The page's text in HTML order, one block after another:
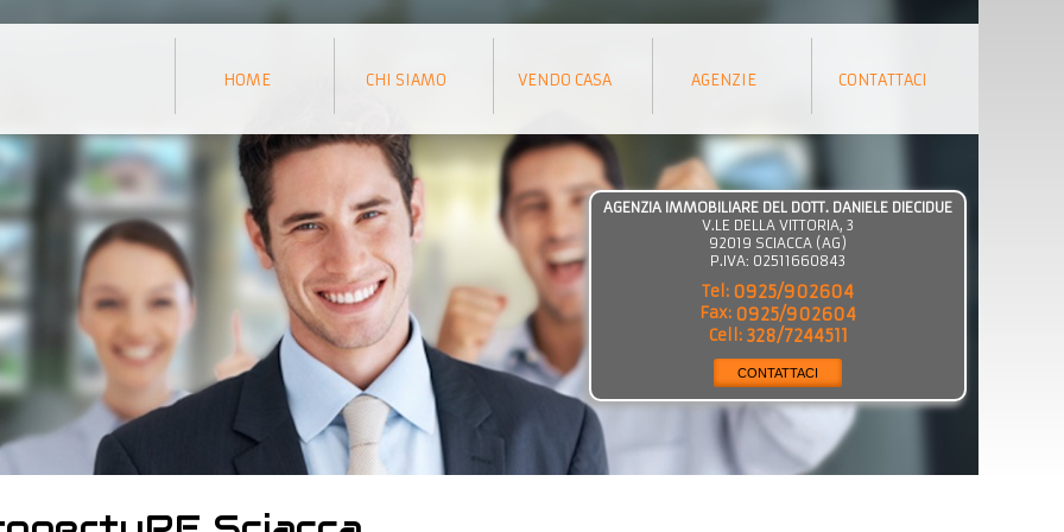
HOME CHI SIAMO VENDO CASA AGENZIE CONTATTACI
AGENZIA IMMOBILIARE DEL DOTT. DANIELE DIECIDUE
V.LE DELLA VITTORIA, 3
92019 SCIACCA (AG )
P.IVA: 02511660843
Tel: 0925/902604
Fax: 0925/902604
Cell: 328/7244511
CONTATTACI